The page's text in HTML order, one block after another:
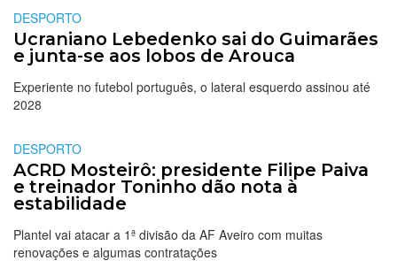
DESPORTO
Ucraniano Lebedenko sai do Guimarães
e junta-se aos lobos de Arouca
Experiente no futebol português, o lateral esquerdo assinou até
2028
DESPORTO
ACRD Mosteirô: presidente Filipe Paiva
e treinador Toninho dão nota à
estabilidade
Plantel vai atacar a 1ª divisão da AF Aveiro com muitas
renovações e algumas contratações